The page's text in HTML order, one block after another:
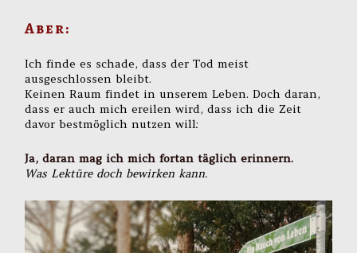
Aber:
Ich finde es schade, dass der Tod meist
ausgeschlossen bleibt.
Keinen Raum findet in unserem Leben. Doch daran,
dass er auch mich ereilen wird, dass ich die Zeit
davor bestmöglich nutzen will:
Ja, daran mag ich mich fortan täglich erinnern.
Was Lektüre doch bewirken kann.